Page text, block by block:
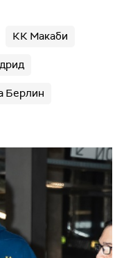
КК Макаби
Берлин